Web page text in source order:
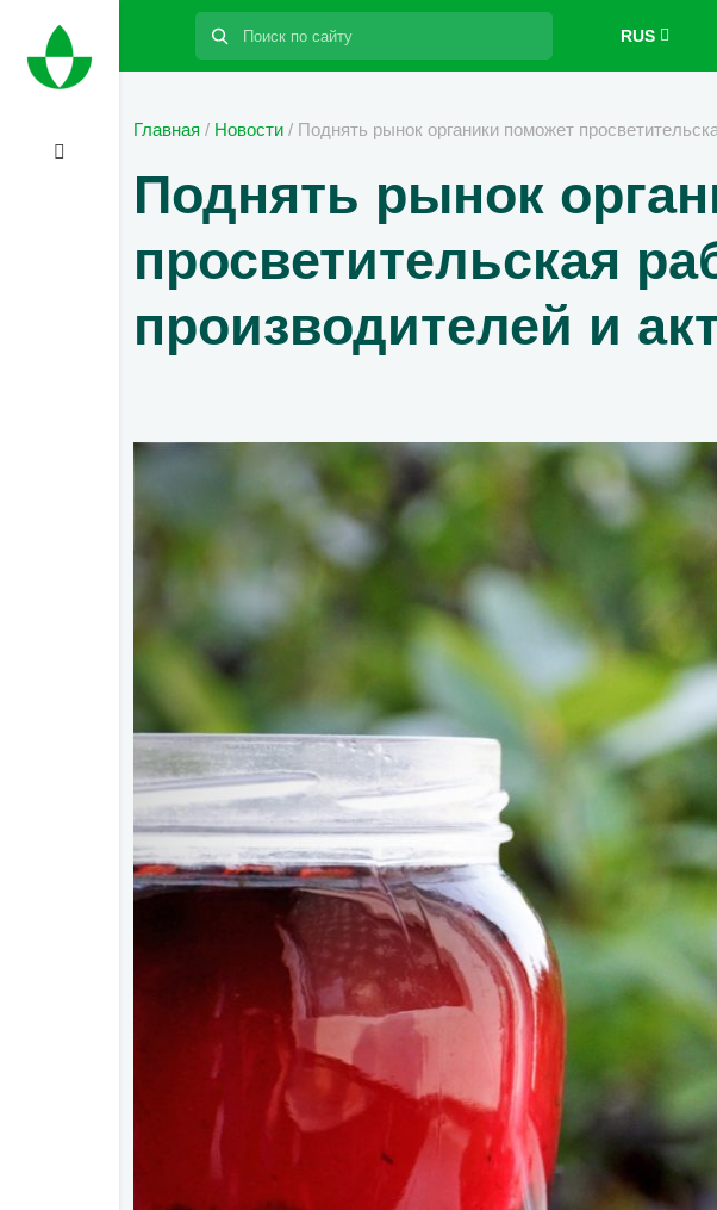
Поиск:
RUS
Главная / Новости / Поднять рынок органики поможет
Поднять рынок
просветительская
производителей и